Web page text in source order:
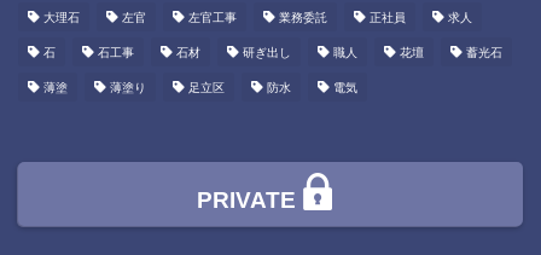
大理石 左官 左官工事 業務委託 正社員 求人
石 石工事 石材 研ぎ出し 職人 花壇 蓄光石
薄塗 薄塗り 足立区 防水 電気
PRIVATE